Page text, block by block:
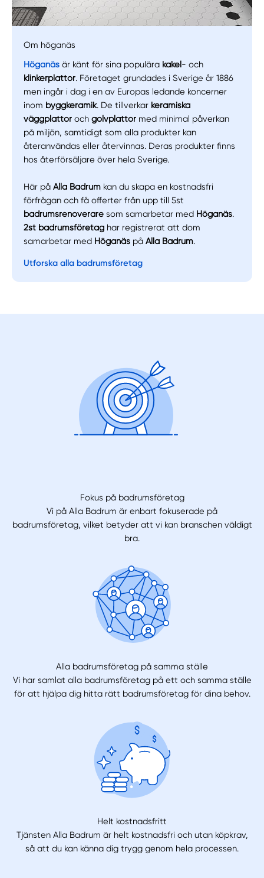
Manuellt Få hjälp
Om höganäs
Höganäsär känt för sina populära kakel- och
klinkerplattor. Företaget grundades i Sverige år 1886
men ingår i dag i en av Europas ledande koncerner
inom byggkeramik. De tillverkar keramiska
väggplattorochgolvplattor med minimal påverkan
på miljön, samtidigt som alla produkter kan
återanvändas eller återvinnas. Deras produkter finns
hos återförsäljare över hela Sverige.
Här påAlla Badrum kan du skapa en kostnadsfri
förfrågan och få offerter från upp till 5st
badrumsrenoverare som samarbetar med Höganäs.
2st badrumsföretag har registrerat att dom
samarbetar med Höganäs påAlla Badrum.
Utforska alla badrumsföretag
Fokus på badrumsföretag
Vi på Alla Badrum är enbart fokuserade på
badrumsföretag, vilket betyder att vi kan branschen väldigt
bra.
Alla badrumsföretag på samma ställe
Vi har samlat alla badrumsföretag på ett och samma ställe
för att hjälpa dig hitta rätt badrumsföretag för dina behov.
Helt kostnadsfritt
Tjänsten Alla Badrum är helt kostnadsfri och utan köpkrav,
så att du kan känna dig trygg genom hela processen.